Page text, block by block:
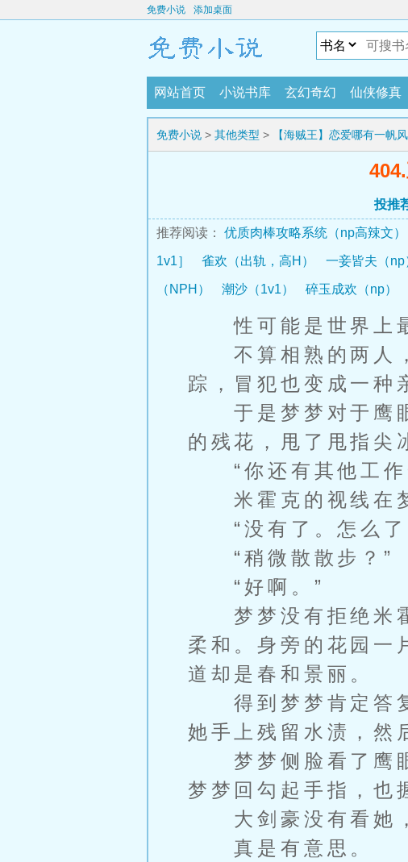
免费小说 添加桌面
网站首页 小说书库 玄幻奇幻 仙侠修真
免费小说 > 其他类型 > 【海贼王】恋爱哪有一帆
投推
推荐阅读： 优质肉棒攻略系统（np高辣文）
1v1］ 雀欢（出轨，高H） 一妾皆夫（np
（NPH） 潮沙（1v1） 碎玉成欢（np）
性可能是世界上最
不算相熟的两人，
踪，冒犯也变成一种
于是梦梦对于鹰眼
的残花，甩了甩指尖
“你还有其他工作
米霍克的视线在梦
“没有了。怎么了
“稍微散散步？”
“好啊。”
梦梦没有拒绝米霍
柔和。身旁的花园一
道却是春和景丽。
得到梦梦肯定答复
她手上残留水渍，然
梦梦侧脸看了鹰眼
梦梦回勾起手指，也
大剑豪没有看她，
真是有意思。